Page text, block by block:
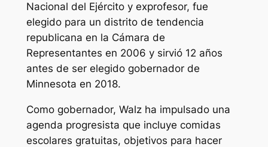
Nacional del Ejército y exprofesor, fue
elegido para un distrito de tendencia
republicana en la Cámara de
Representantes en 2006 y sirvió 12 años
antes de ser elegido gobernador de
Minnesota en 2018.
Como gobernador, Walz ha impulsado una
agenda progresista que incluye comidas
escolares gratuitas, objetivos para hacer